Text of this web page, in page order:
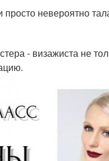
невероятно
- визажиста не